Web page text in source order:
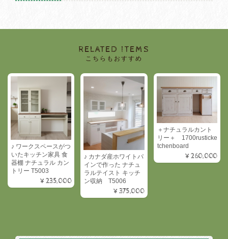
RELATED ITEMS
こちらもおすすめ
♪ ワークスペースがつ
いたキッチン家具 食
器棚 ナチュラル カン
トリー T5003
¥235,000
♪ カナダ産ホワイトパ
インで作った ナチュ
ラルテイスト キッチ
ン収納 T5006
¥375,000
＋ナチュラルカント
リー＋ 1700rusticke
tchenboard
¥260,000